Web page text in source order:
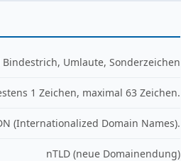
Umlaute, Sonderzeichen
1 Zeichen, maximal 63 Zeichen.
(Internationalized Domain Names).
nTLD (neue Domainendung)